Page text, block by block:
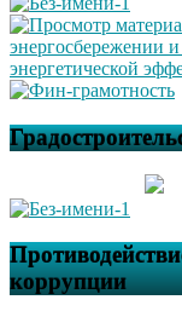
коррупции